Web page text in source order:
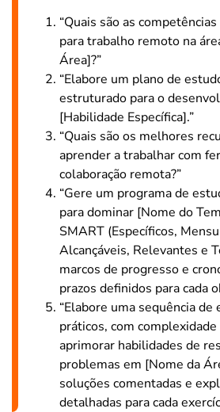
“Quais são as
para trabalho remoto na
Área]?”
“Elabore um plano de
estruturado para o
[Habilidade Específica].”
“Quais são os melhores
aprender a trabalhar com
colaboração remota?”
“Gere um programa de
para dominar [Nome do
SMART (Específicos,
Alcançáveis, Relevantes e
marcos de progresso e
prazos definidos para cada
“Elabore uma sequência de
práticos, com
aprimorar habilidades de
problemas em [Nome da
soluções comentadas e
detalhadas para cada